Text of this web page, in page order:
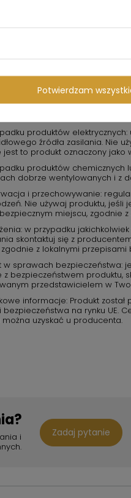
jest do użytku zgodnego
produktu: Używaj
w warunkach zalecanych
ostrożności: zawsze
obsługi. Produkt nie jest
produktów
źródła zasilania. Nie
jest to produkt oznaczony jako
produktów
dobrze wentylowanych i z
i przechowywanie:
Nie używaj produktu, jeśli
miejscu, zgodnie
w przypadku
skontaktuj się z
z lokalnymi
w sprawach bezpieczeństwa:
z bezpieczeństwem produktu,
przedstawicielem w
informacje: Produkt
na rynku UE.
można uzyskać u producenta.
i
Zadaj pytanie
Potwierdzam